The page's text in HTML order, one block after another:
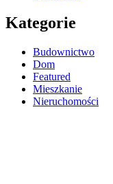
Kategorie
Budownictwo
Dom
Featured
Mieszkanie
Nieruchomości